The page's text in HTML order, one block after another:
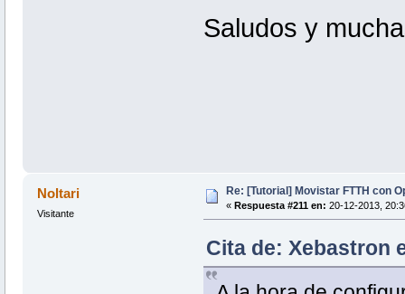
Saludos y
Noltari
Visitante
Re: [Tutorial] Movistar FTTH con
« Respuesta #211 en: 20-12-2013,
Cita de: Xebastron